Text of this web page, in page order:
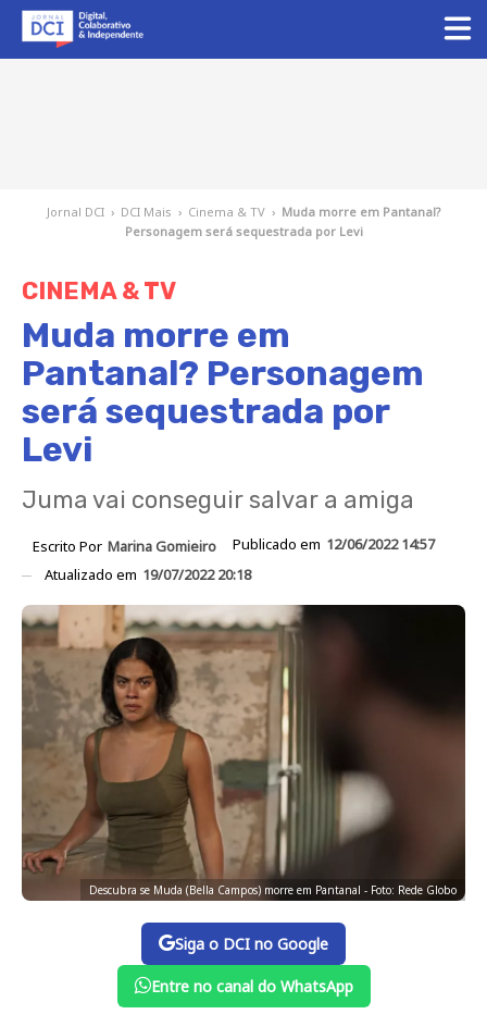
Jornal DCI › DCI Mais › Cinema & TV › Muda morre em Pantanal?
Personagem será sequestrada por Levi
CINEMA & TV
Muda morre em
Pantanal? Personagem
será sequestrada por
Levi
Juma vai conseguir salvar a amiga
Escrito Por Marina Gomieiro Publicado em 12/06/2022 14:57
Atualizado em 19/07/2022 20:18
Descubra se Muda (Bella Campos) morre em Pantanal - Foto: Rede Globo
Siga o DCI no Google
Entre no canal do WhatsApp